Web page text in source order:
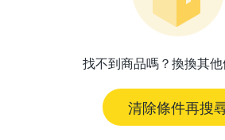
找不到商品嗎？換換其他
清除條件再搜